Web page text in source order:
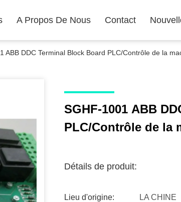
A Propos De Nous Contact
ABB DDC Terminal Block Board PLC/Contrôle de la
SGHF-1001 ABB
PLC/Contrôle de la
Détails de produit:
Lieu d'origine: LA CHINE